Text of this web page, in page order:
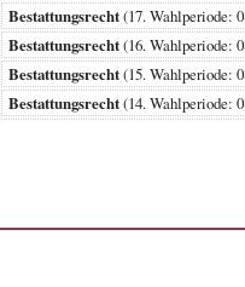
Bestattungsrecht(17.
Bestattungsrecht(16.
Bestattungsrecht(15.
Bestattungsrecht(14.